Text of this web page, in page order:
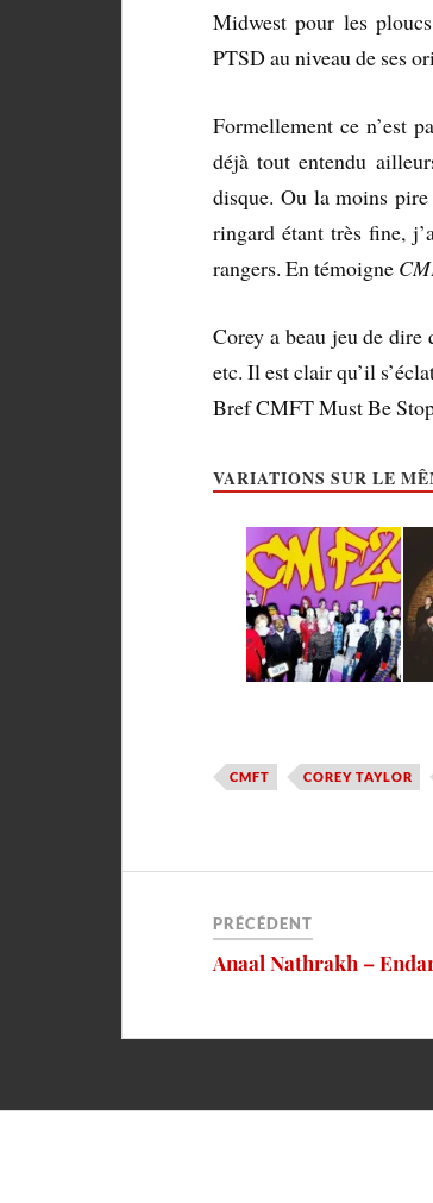
Midwest pour les
PTSD au niveau de ses
Formellement ce n’est
déjà tout entendu
disque. Ou la moins
ringard étant très fine,
rangers. En témoigne
Corey a beau jeu de dire
etc. Il est clair qu’il
Bref CMFT Must Be
VARIATIONS SUR LE
CMFT COREY TAYLOR
PRÉCÉDENT
Anaal Nathrakh –